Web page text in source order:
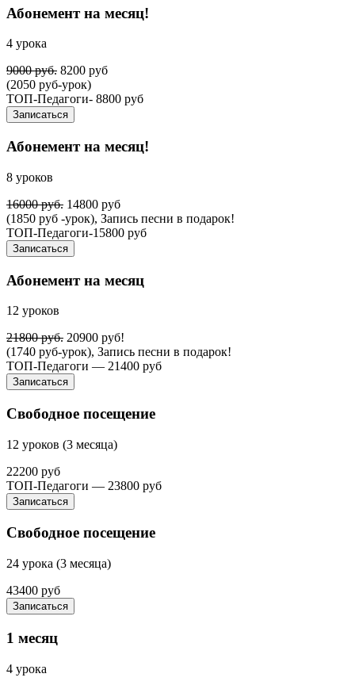
Абонемент на месяц!
4 урока
9000 руб. 8200 руб
(2050 руб-урок)
ТОП-Педагоги- 8800 руб
Записаться
Абонемент на месяц!
8 уроков
16000 руб. 14800 руб
(1850 руб -урок), Запись песни в подарок!
ТОП-Педагоги-15800 руб
Записаться
Абонемент на месяц
12 уроков
21800 руб. 20900 руб!
(1740 руб-урок), Запись песни в подарок!
ТОП-Педагоги — 21400 руб
Записаться
Свободное посещение
12 уроков (3 месяца)
22200 руб
ТОП-Педагоги — 23800 руб
Записаться
Свободное посещение
24 урока (3 месяца)
43400 руб
Записаться
1 месяц
4 урока